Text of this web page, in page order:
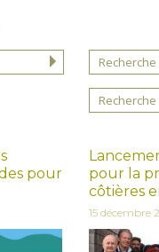
pour
pour la
côtières
15 décembre